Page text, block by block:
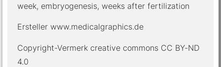
week, embryogenesis, weeks after fertilization
Ersteller www.medicalgraphics.de
Copyright-Vermerk creative commons CC BY-ND
4.0